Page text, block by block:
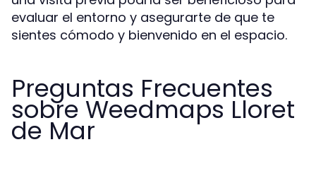
evaluar el entorno y asegurarte de que te
sientes cómodo y bienvenido en el espacio.
Preguntas Frecuentes
sobre Weedmaps Lloret
de Mar